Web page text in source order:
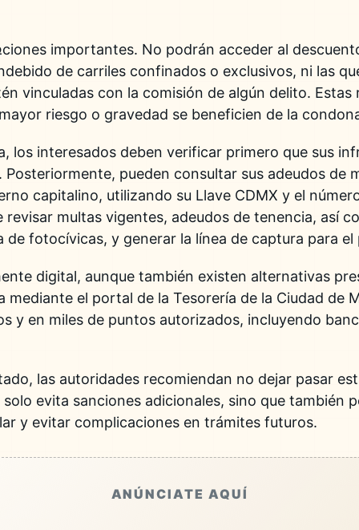
importantes. No podrán acceder al
de carriles confinados o exclusivos, ni las
vinculadas con la comisión de algún delito.
riesgo o gravedad se beneficien de la
los interesados deben verificar primero que sus
pueden consultar sus adeudos de
capitalino, utilizando su Llave CDMX y el
multas vigentes, adeudos de tenencia, así
de fotocívicas, y generar la línea de captura para el
digital, aunque también existen alternativas
mediante el portal de la Tesorería de la Ciudad de
y en miles de puntos autorizados, incluyendo
las autoridades recomiendan no dejar pasar
evita sanciones adicionales, sino que también
y evitar complicaciones en trámites futuros.
ANÚNCIATE AQUÍ